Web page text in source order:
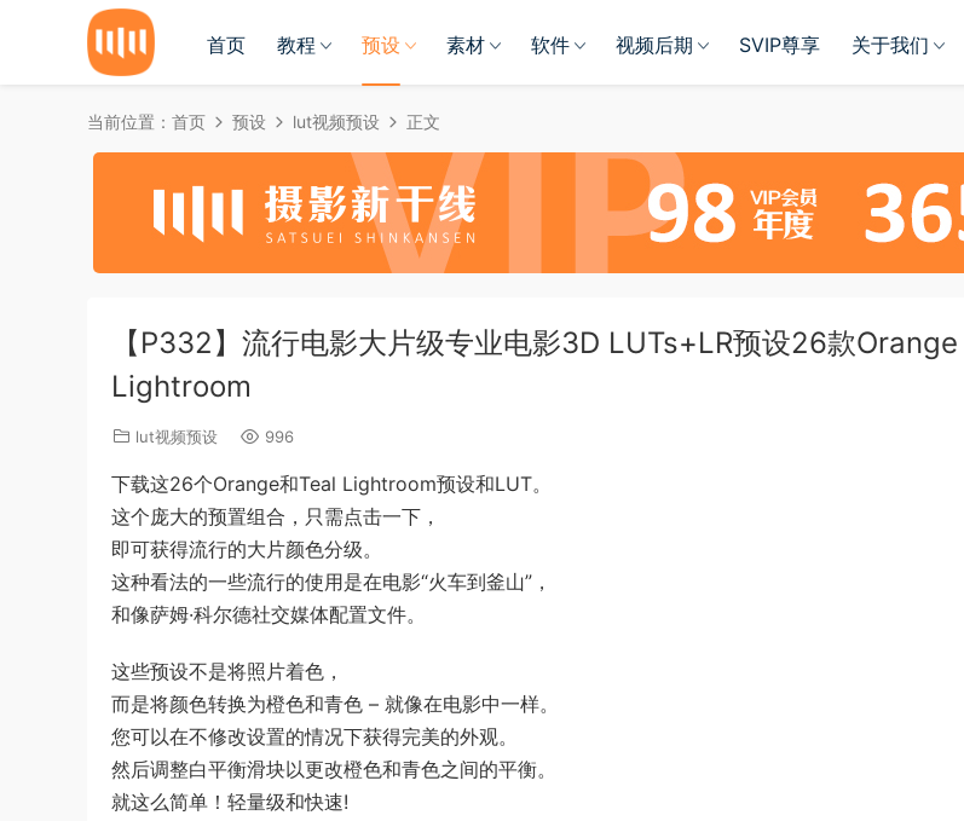
首页 教程 预设 素材 软件 视频后期 SVIP尊享 关于我们
当前位置： 首页 预设 lut视频预设 正文
【P332】流行电影大片级专业电影3D LUTs+LR预设26款
Lightroom
lut视频预设 996
下载这26个Orange和Teal Lightroom预设和LUT。
这个庞大的预置组合，只需点击一下，
即可获得流行的大片颜色分级。
这种看法的一些流行的使用是在电影“火车到釜山”，
和像萨姆·科尔德社交媒体配置文件。
这些预设不是将照片着色，
而是将颜色转换为橙色和青色 – 就像在电影中一样。
您可以在不修改设置的情况下获得完美的外观。
然后调整白平衡滑块以更改橙色和青色之间的平衡。
就这么简单！轻量级和快速!